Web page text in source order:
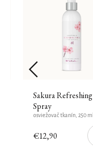
Sakura Refreshing
Spray
€12,90
osviežovač tkanín, 250 ml